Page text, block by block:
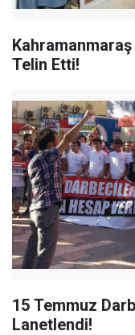
Kahramanmaraş
Telin Etti!
15 Temmuz
Lanetlendi!